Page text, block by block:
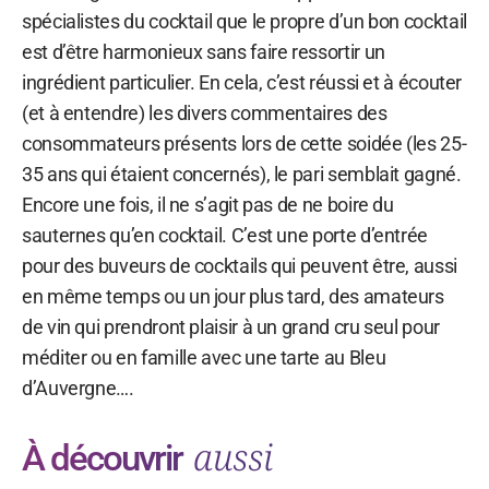
spécialistes du cocktail que le propre d’un bon cocktail
est d’être harmonieux sans faire ressortir un
ingrédient particulier. En cela, c’est réussi et à écouter
(et à entendre) les divers commentaires des
consommateurs présents lors de cette soidée (les 25-
35 ans qui étaient concernés), le pari semblait gagné.
Encore une fois, il ne s’agit pas de ne boire du
sauternes qu’en cocktail. C’est une porte d’entrée
pour des buveurs de cocktails qui peuvent être, aussi
en même temps ou un jour plus tard, des amateurs
de vin qui prendront plaisir à un grand cru seul pour
méditer ou en famille avec une tarte au Bleu
d’Auvergne….
À découvrir aussi